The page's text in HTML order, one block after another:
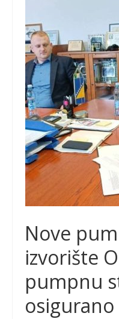
Nove
izvorište
pumpnu
osigurano